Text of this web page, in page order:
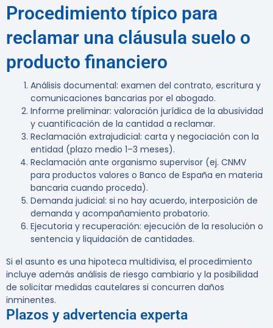
Procedimiento típico para
reclamar una cláusula suelo o
producto financiero
Análisis documental: examen del contrato, escritura y
comunicaciones bancarias por el abogado.
Informe preliminar: valoración jurídica de la abusividad
y cuantificación de la cantidad a reclamar.
Reclamación extrajudicial: carta y negociación con la
entidad (plazo medio 1–3 meses).
Reclamación ante organismo supervisor (ej. CNMV
para productos valores o Banco de España en materia
bancaria cuando proceda).
Demanda judicial: si no hay acuerdo, interposición de
demanda y acompañamiento probatorio.
Ejecutoria y recuperación: ejecución de la resolución o
sentencia y liquidación de cantidades.
Si el asunto es una hipoteca multidivisa, el procedimiento
incluye además análisis de riesgo cambiario y la posibilidad
de solicitar medidas cautelares si concurren daños
inminentes.
Plazos y advertencia experta